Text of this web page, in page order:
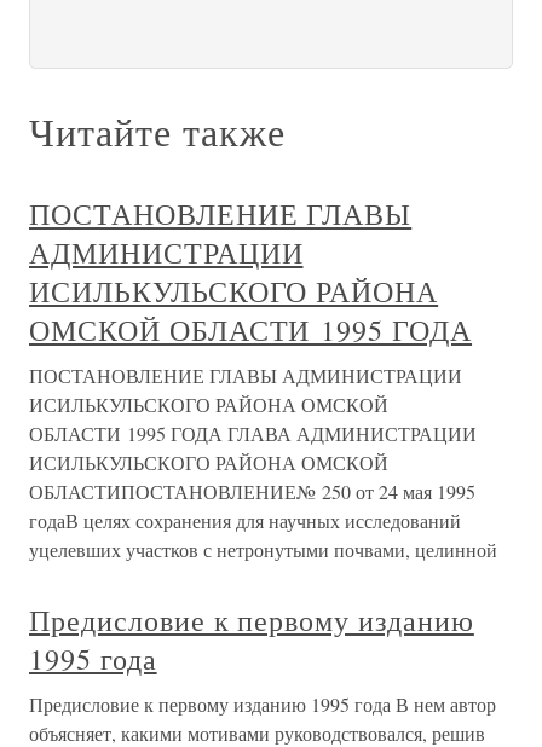
Читайте также
ПОСТАНОВЛЕНИЕ ГЛАВЫ
АДМИНИСТРАЦИИ
ИСИЛЬКУЛЬСКОГО РАЙОНА
ОМСКОЙ ОБЛАСТИ 1995 ГОДА
ПОСТАНОВЛЕНИЕ ГЛАВЫ АДМИНИСТРАЦИИ
ИСИЛЬКУЛЬСКОГО РАЙОНА ОМСКОЙ
ОБЛАСТИ 1995 ГОДА ГЛАВА АДМИНИСТРАЦИИ
ИСИЛЬКУЛЬСКОГО РАЙОНА ОМСКОЙ
ОБЛАСТИПОСТАНОВЛЕНИЕ№ 250 от 24 мая 1995
годаВ целях сохранения для научных исследований
уцелевших участков с нетронутыми почвами, целинной
Предисловие к первому изданию
1995 года
Предисловие к первому изданию 1995 года В нем автор
объясняет, какими мотивами руководствовался, решив